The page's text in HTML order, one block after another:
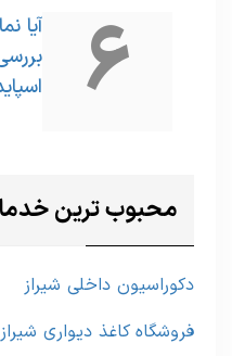
6
آیا
محبوب ترین
دکوراسیون داخلی شیراز
فروشگاه کاغذ دیواری شیراز